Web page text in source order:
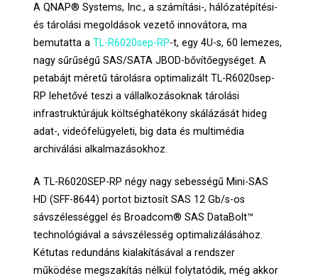
A QNAP® Systems, Inc., a számítási-, hálózatépítési-
és tárolási megoldások vezető innovátora, ma
bemutatta aTL-R6020sep-RP-t, egy 4U-s, 60 lemezes,
nagy sűrűségű SAS/SATA JBOD-bővítőegységet. A
petabájt méretű tárolásra optimalizált TL-R6020sep-
RP lehetővé teszi a vállalkozásoknak tárolási
infrastruktúrájuk költséghatékony skálázását hideg
adat-, videófelügyeleti, big data és multimédia
archiválási alkalmazásokhoz.
A TL-R6020SEP-RP négy nagy sebességű Mini-SAS
HD (SFF-8644) portot biztosít SAS 12 Gb/s-os
sávszélességgel és Broadcom® SAS DataBolt™
technológiával a sávszélesség optimalizálásához.
Kétutas redundáns kialakításával a rendszer
működése megszakítás nélkül folytatódik, még akkor